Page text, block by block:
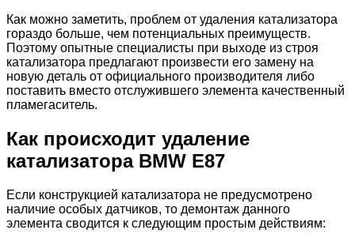
Как можно заметить, проблем от удаления катализатора
гораздо больше, чем потенциальных преимуществ.
Поэтому опытные специалисты при выходе из строя
катализатора предлагают произвести его замену на
новую деталь от официального производителя либо
поставить вместо отслужившего элемента качественный
пламегаситель.
Как происходит удаление
катализатора BMW E87
Если конструкцией катализатора не предусмотрено
наличие особых датчиков, то демонтаж данного
элемента сводится к следующим простым действиям: